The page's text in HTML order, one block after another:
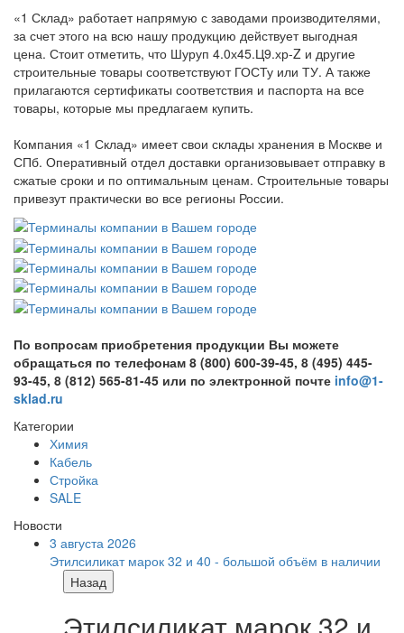
«1 Склад» работает напрямую с заводами производителями,
за счет этого на всю нашу продукцию действует выгодная
цена. Стоит отметить, что Шуруп 4.0х45.Ц9.хр-Z и другие
строительные товары соответствуют ГОСТу или ТУ. А также
прилагаются сертификаты соответствия и паспорта на все
товары, которые мы предлагаем купить.
Компания «1 Склад» имеет свои склады хранения в Москве и
СПб. Оперативный отдел доставки организовывает отправку в
сжатые сроки и по оптимальным ценам. Строительные товары
привезут практически во все регионы России.
По вопросам приобретения продукции Вы можете
обращаться по телефонам 8 (800) 600-39-45, 8 (495) 445-
93-45, 8 (812) 565-81-45 или по электронной почте info@1-
sklad.ru
Категории
Химия
Кабель
Стройка
SALE
Новости
3 августа 2026
Этилсиликат марок 32 и 40 - большой объём в наличии
Назад